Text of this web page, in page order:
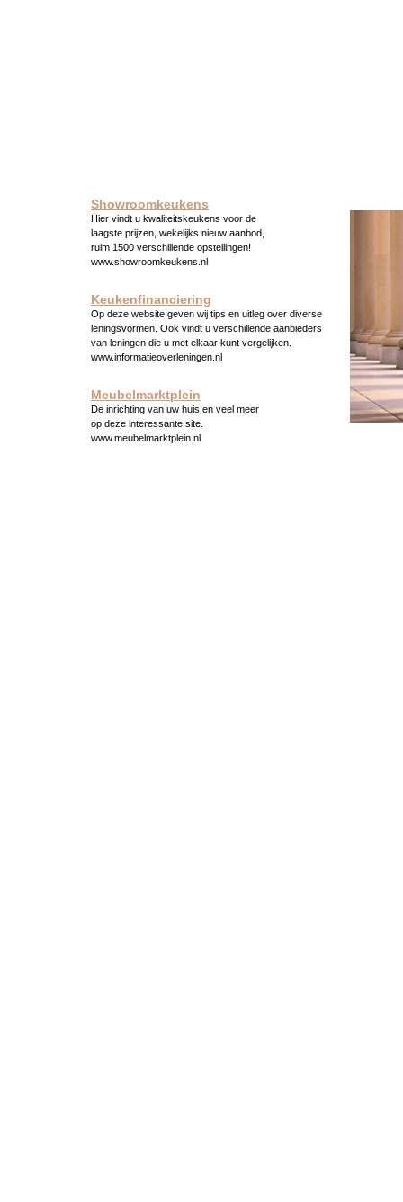
Showroomkeukens
Hier vindt u kwaliteitskeukens voor de
laagste prijzen, wekelijks nieuw aanbod,
ruim 1500 verschillende opstellingen!
www.showroomkeukens.nl
Keukenfinanciering
Op deze website geven wij tips en uitleg over diverse
leningsvormen. Ook vindt u verschillende aanbieders
van leningen die u met elkaar kunt vergelijken.
www.informatieoverleningen.nl
Meubelmarktplein
De inrichting van uw huis en veel meer
op deze interessante site.
www.meubelmarktplein.nl